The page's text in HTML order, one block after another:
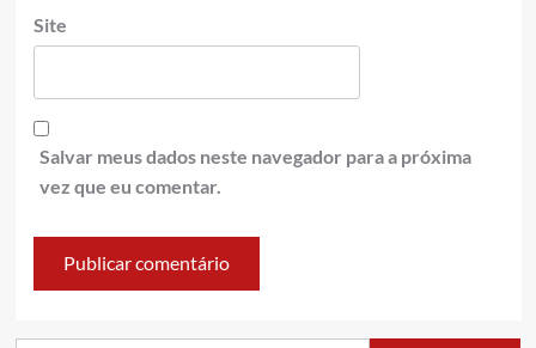
Site
Salvar meus dados neste navegador para a próxima
vez que eu comentar.